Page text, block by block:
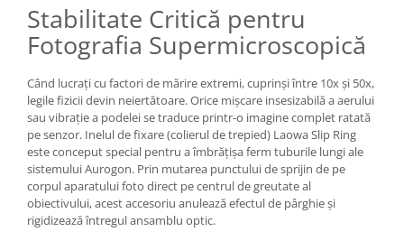
Huse protectie card memorie
Grip-uri
Telecomenzi
LCD protectie
Recordere audio digitale
Acumulatori si baterii
Acumulatori Foto
Acumulatori AA/AAA (R6/R3)) si
incarcatoare
Stabilitate Critică pentru
Fotografia Supermicroscopică
Când lucrați cu factori de mărire extremi, cuprinși între 10x și 50x,
legile fizicii devin neiertătoare. Orice mișcare insesizabilă a aerului
sau vibrație a podelei se traduce printr-o imagine complet ratată
pe senzor. Inelul de fixare (colierul de trepied) Laowa Slip Ring
este conceput special pentru a îmbrățișa ferm tuburile lungi ale
sistemului Aurogon. Prin mutarea punctului de sprijin de pe
corpul aparatului foto direct pe centrul de greutate al
obiectivului, acest accesoriu anulează efectul de pârghie și
rigidizează întregul ansamblu optic.